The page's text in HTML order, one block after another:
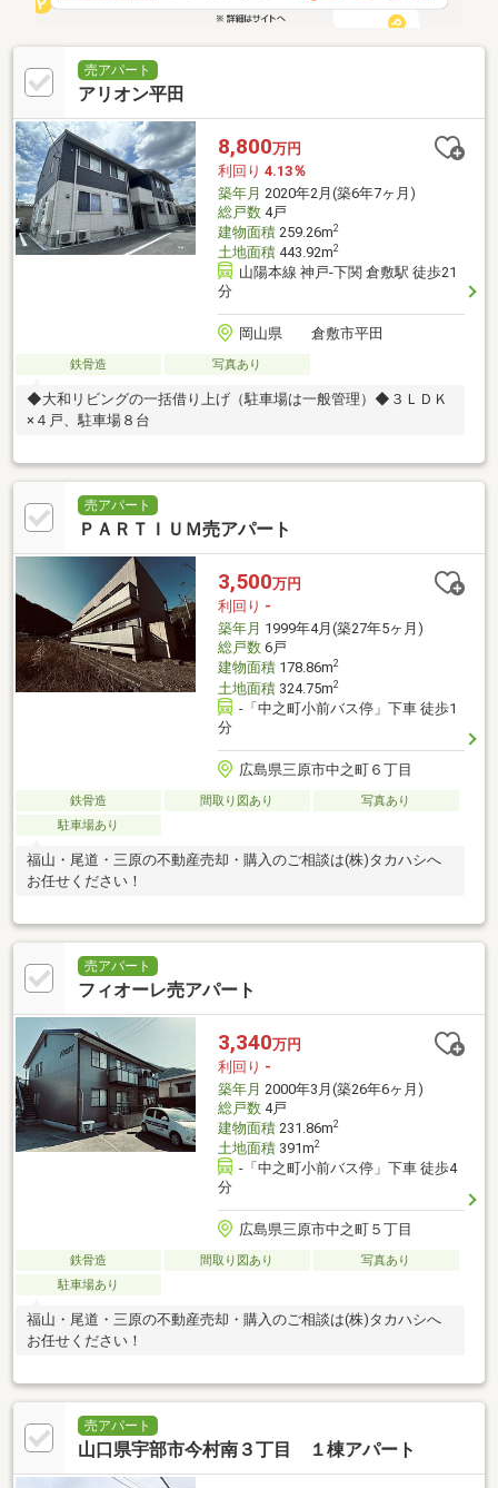
売アパート
アリオン平田
8,800万円
利回り 4.13％
築年月 2020年2月(築6年7ヶ月)
総戸数4戸
建物面積259.26m2
土地面積443.92m2
山陽本線 神戸-下関 倉敷駅 徒歩21
分
岡山県 倉敷市平田
鉄骨造 写真あり
◆大和リビングの一括借り上げ（駐車場は一般管理）◆３ＬＤＫ
×４戸、駐車場８台
売アパート
ＰＡＲＴＩＵＭ売アパート
3,500万円
利回り -
築年月 1999年4月(築27年5ヶ月)
総戸数6戸
建物面積178.86m2
土地面積324.75m2
-「中之町小前バス停」下車 徒歩1
分
広島県三原市中之町６丁目
鉄骨造 間取り図あり
写真あり
駐車場あり
福山・尾道・三原の不動産売却・購入のご相談は(株)タカハシへ
お任せください！
売アパート
フィオーレ売アパート
3,340万円
利回り -
築年月 2000年3月(築26年6ヶ月)
総戸数4戸
建物面積231.86m2
土地面積391m2
-「中之町小前バス停」下車 徒歩4
分
広島県三原市中之町５丁目
鉄骨造 間取り図あり
写真あり
駐車場あり
福山・尾道・三原の不動産売却・購入のご相談は(株)タカハシへ
お任せください！
売アパート
山口県宇部市今村南３丁目 １棟アパート